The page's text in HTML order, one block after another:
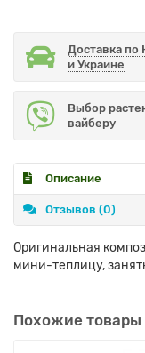
Доставка по
и Украине
Выбор
вайберу
Описание
Отзывов (0)
Оригинальная
мини-теплицу,
Похожие товары